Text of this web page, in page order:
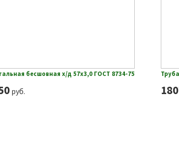
бесшовная х/д 57х3,0 ГОСТ 8734-75
руб.